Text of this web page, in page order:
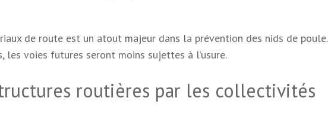
de route est un atout majeur dans la prévention des nids de poule.
les voies futures seront moins sujettes à l’usure.
routières par les collectivités